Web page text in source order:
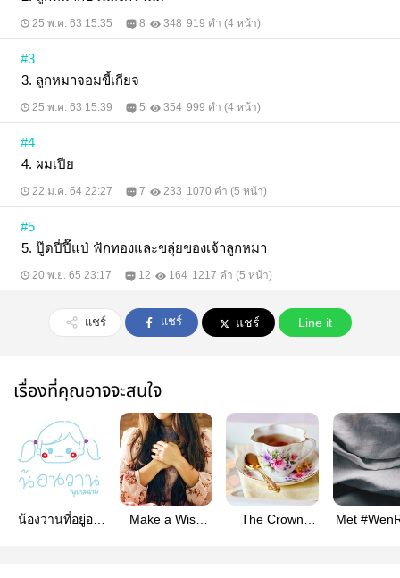
25 พ.ค. 63 15:35 8 348 919 คำ (4 หน้า)
#3
3. ลูกหมาจอมขี้เกียจ
25 พ.ค. 63 15:39 5 354 999 คำ (4 หน้า)
#4
4. ผมเปีย
22 ม.ค. 64 22:27 7 233 1070 คำ (5 หน้า)
#5
5. ปู๊ดปี่ปี๊แป่ ฟักทองและขลุ่ยของเจ้าลูกหมา
20 พ.ย. 65 23:17 12 164 1217 คำ (5 หน้า)
แชร์ แชร์ แชร์ Line it
เรื่องที่คุณอาจจะสนใจ
น้องวานที่อยู่อนุ
Make a Wish
The Crown
Met